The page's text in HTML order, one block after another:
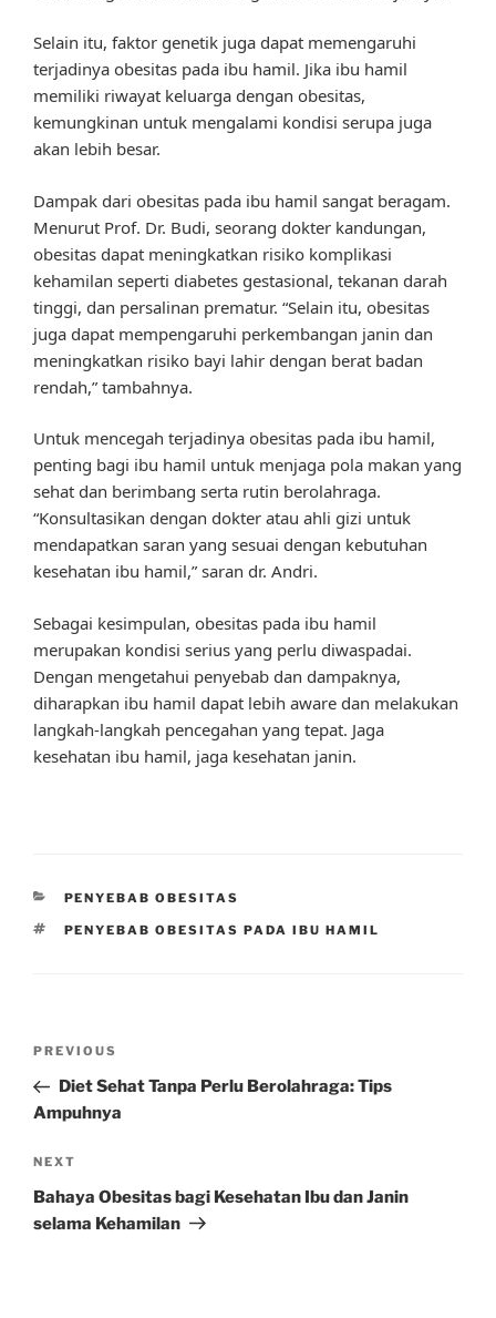
Selain itu, faktor genetik juga dapat memengaruhi
terjadinya obesitas pada ibu hamil. Jika ibu hamil
memiliki riwayat keluarga dengan obesitas,
kemungkinan untuk mengalami kondisi serupa juga
akan lebih besar.
Dampak dari obesitas pada ibu hamil sangat beragam.
Menurut Prof. Dr. Budi, seorang dokter kandungan,
obesitas dapat meningkatkan risiko komplikasi
kehamilan seperti diabetes gestasional, tekanan darah
tinggi, dan persalinan prematur. “Selain itu, obesitas
juga dapat mempengaruhi perkembangan janin dan
meningkatkan risiko bayi lahir dengan berat badan
rendah,” tambahnya.
Untuk mencegah terjadinya obesitas pada ibu hamil,
penting bagi ibu hamil untuk menjaga pola makan yang
sehat dan berimbang serta rutin berolahraga.
“Konsultasikan dengan dokter atau ahli gizi untuk
mendapatkan saran yang sesuai dengan kebutuhan
kesehatan ibu hamil,” saran dr. Andri.
Sebagai kesimpulan, obesitas pada ibu hamil
merupakan kondisi serius yang perlu diwaspadai.
Dengan mengetahui penyebab dan dampaknya,
diharapkan ibu hamil dapat lebih aware dan melakukan
langkah-langkah pencegahan yang tepat. Jaga
kesehatan ibu hamil, jaga kesehatan janin.
CATEGORIES
PENYEBAB OBESITAS
TAGS
PENYEBAB OBESITAS PADA IBU HAMIL
Previous
Post
PREVIOUS
Diet Sehat Tanpa Perlu Berolahraga: Tips
Ampuhnya
Next
Post
NEXT
Bahaya Obesitas bagi Kesehatan Ibu dan Janin
selama Kehamilan